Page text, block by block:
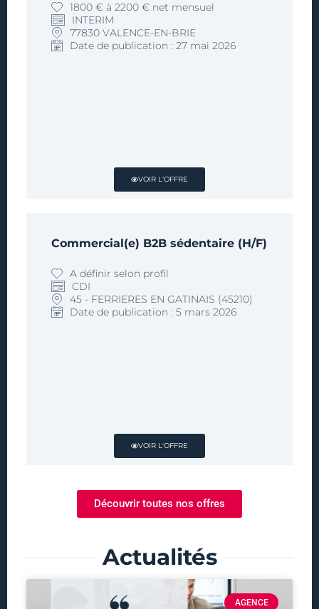
1800 € à 2200 € net mensuel
INTERIM
77830 VALENCE-EN-BRIE
Date de publication : 27 mai 2026
VOIR L'OFFRE
Commercial(e) B2B sédentaire (H/F)
A définir selon profil
CDI
45 - FERRIERES EN GATINAIS (45210)
Date de publication : 5 mars 2026
VOIR L'OFFRE
Découvrir toutes nos offres
Actualités
AGENCE